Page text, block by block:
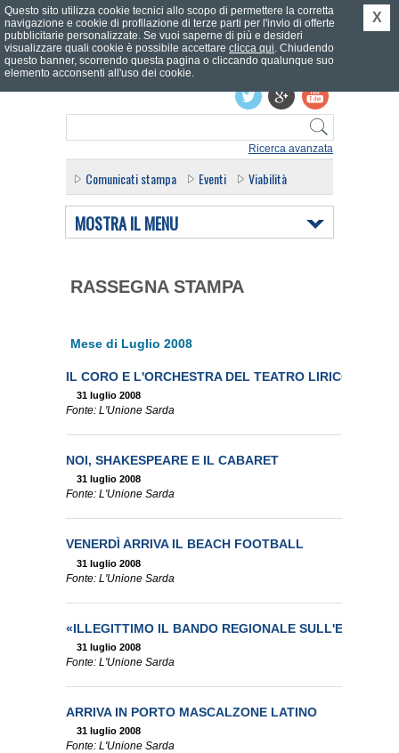
Ricerca avanzata
Effettua il login
Comunicati stampa Eventi Viabilità
MOSTRA IL MENU
RASSEGNA STAMPA
Mese di Luglio 2008
IL CORO E L'ORCHESTRA DEL TEATRO LIRICO DA
31 luglio 2008
Fonte: L'Unione Sarda
NOI, SHAKESPEARE E IL CABARET
31 luglio 2008
Fonte: L'Unione Sarda
VENERDÌ ARRIVA IL BEACH FOOTBALL
31 luglio 2008
Fonte: L'Unione Sarda
«ILLEGITTIMO IL BANDO REGIONALE SULL'EX
31 luglio 2008
Fonte: L'Unione Sarda
ARRIVA IN PORTO MASCALZONE LATINO
31 luglio 2008
Fonte: L'Unione Sarda
Questo sito utilizza cookie tecnici allo scopo di permettere la corretta
navigazione e cookie di profilazione di terze parti per l'invio di offerte
pubblicitarie personalizzate. Se vuoi saperne di più e desideri
visualizzare quali cookie è possibile accettare clicca qui. Chiudendo
questo banner, scorrendo questa pagina o cliccando qualunque suo
elemento acconsenti all'uso dei cookie.
X